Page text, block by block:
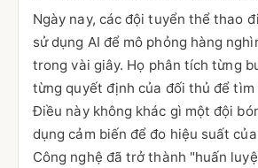
Ngày nay, các đội tuyển thể thao
sử dụng AI để mô phỏng hàng
trong vài giây. Họ phân tích từng
từng quyết định của đối thủ để tìm
Điều này không khác gì một đội
dụng cảm biến để đo hiệu suất
Công nghệ đã trở thành "huấn